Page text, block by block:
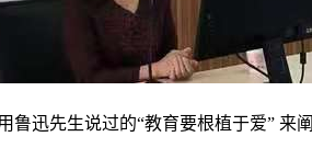
鲁迅先生说过的“教育要根植于爱” 来